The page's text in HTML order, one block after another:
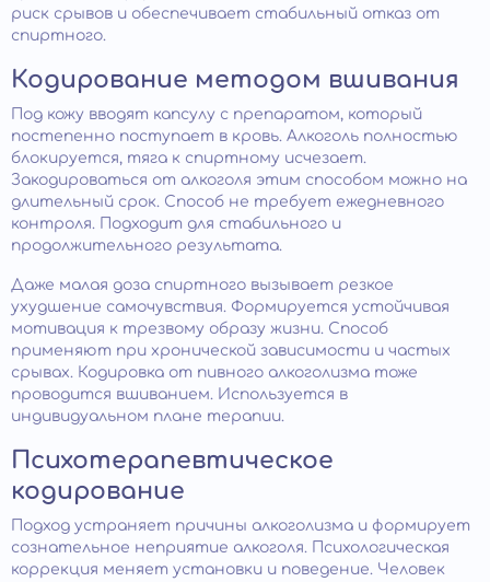
риск срывов и обеспечивает стабильный отказ от
спиртного.
Кодирование методом вшивания
Под кожу вводят капсулу с препаратом, который
постепенно поступает в кровь. Алкоголь полностью
блокируется, тяга к спиртному исчезает.
Закодироваться от алкоголя этим способом можно на
длительный срок. Способ не требует ежедневного
контроля. Подходит для стабильного и
продолжительного результата.
Даже малая доза спиртного вызывает резкое
ухудшение самочувствия. Формируется устойчивая
мотивация к трезвому образу жизни. Способ
применяют при хронической зависимости и частых
срывах. Кодировка от пивного алкоголизма тоже
проводится вшиванием. Используется в
индивидуальном плане терапии.
Психотерапевтическое
кодирование
Подход устраняет причины алкоголизма и формирует
сознательное неприятие алкоголя. Психологическая
коррекция меняет установки и поведение. Человек